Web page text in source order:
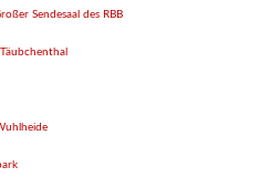
Sendesaal des RBB
Täubchenthal